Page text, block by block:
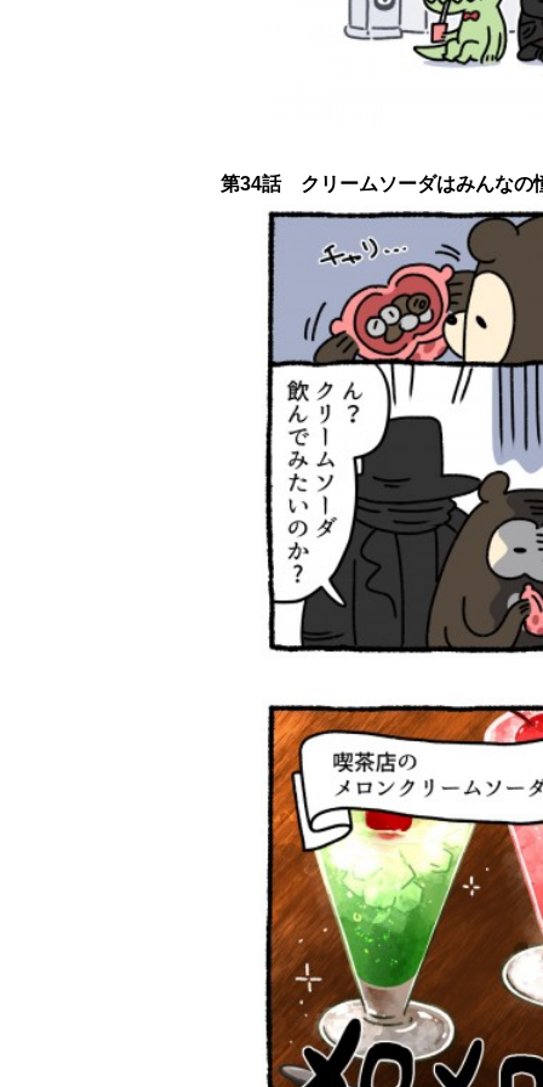
第34話 クリームソーダはみんなの